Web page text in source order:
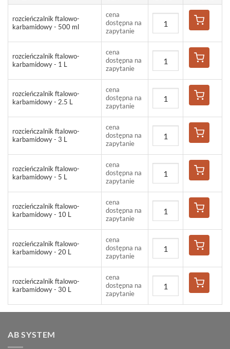
rozcieńczalnik ftalowo-
karbamidowy - 500 ml
cena
dostępna na
zapytanie
rozcieńczalnik ftalowo-
karbamidowy - 1 L
cena
dostępna na
zapytanie
rozcieńczalnik ftalowo-
karbamidowy - 2.5 L
cena
dostępna na
zapytanie
rozcieńczalnik ftalowo-
karbamidowy - 3 L
cena
dostępna na
zapytanie
rozcieńczalnik ftalowo-
karbamidowy - 5 L
cena
dostępna na
zapytanie
rozcieńczalnik ftalowo-
karbamidowy - 10 L
cena
dostępna na
zapytanie
rozcieńczalnik ftalowo-
karbamidowy - 20 L
cena
dostępna na
zapytanie
rozcieńczalnik ftalowo-
karbamidowy - 30 L
cena
dostępna na
zapytanie
AB SYSTEM